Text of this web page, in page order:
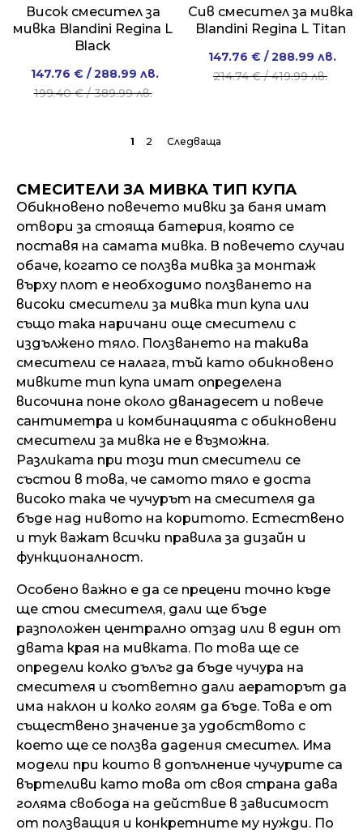
Висок смесител за
мивка Blandini Regina L
Black
199.40€/ 389.99 лв.
Original
price
147.76 € / 288.99 лв.
Current
price
Сив смесител за мивка
Blandini Regina L Titan
214.74€/ 419.99 лв.
Original
price
147.76 € / 288.99 лв.
Current
price
1 2
СМЕСИТЕЛИ ЗА МИВКА ТИП КУПА
Обикновено повечето мивки за баня имат
отвори за стояща батерия, която се
поставя на самата мивка. В повечето случаи
обаче, когато се ползва мивка за монтаж
върху плот е необходимо ползването на
високи смесители за мивка тип купа или
също така наричани още смесители с
издължено тяло. Ползването на такива
смесители се налага, тъй като обикновено
мивките тип купа имат определена
височина поне около дванадесет и повече
сантиметра и комбинацията с обикновени
смесители за мивка не е възможна.
Разликата при този тип смесители се
състои в това, че самото тяло е доста
високо така че чучурът на смесителя да
бъде над нивото на коритото. Естествено
и тук важат всички правила за дизайн и
функционалност.
Особено важно е да се прецени точно къде
ще стои смесителя, дали ще бъде
разположен централно отзад или в един от
двата края на мивката. По това ще се
определи колко дълъг да бъде чучура на
смесителя и съответно дали аераторът да
има наклон и колко голям да бъде. Това е от
съществено значение за удобството с
което ще се ползва дадения смесител. Има
модели при които в допълнение чучурите са
въртеливи като това от своя страна дава
голяма свобода на действие в зависимост
от ползващия и конкретните му нужди. По